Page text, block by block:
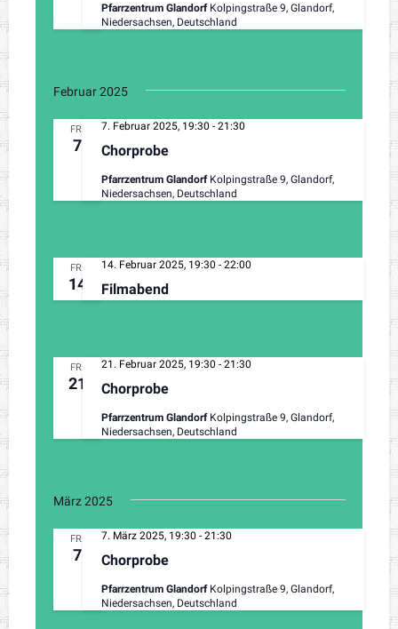
Pfarrzentrum Glandorf Kolpingstraße 9, Glandorf,
Niedersachsen, Deutschland
Februar 2025
FR.
7 Chorprobe
7. Februar 2025, 19:30 - 21:30
Pfarrzentrum Glandorf Kolpingstraße 9, Glandorf,
Niedersachsen, Deutschland
FR.
14 Filmabend
14. Februar 2025, 19:30 - 22:00
FR.
21 Chorprobe
21. Februar 2025, 19:30 - 21:30
Pfarrzentrum Glandorf Kolpingstraße 9, Glandorf,
Niedersachsen, Deutschland
März 2025
FR.
7 Chorprobe
7. März 2025, 19:30 - 21:30
Pfarrzentrum Glandorf Kolpingstraße 9, Glandorf,
Niedersachsen, Deutschland